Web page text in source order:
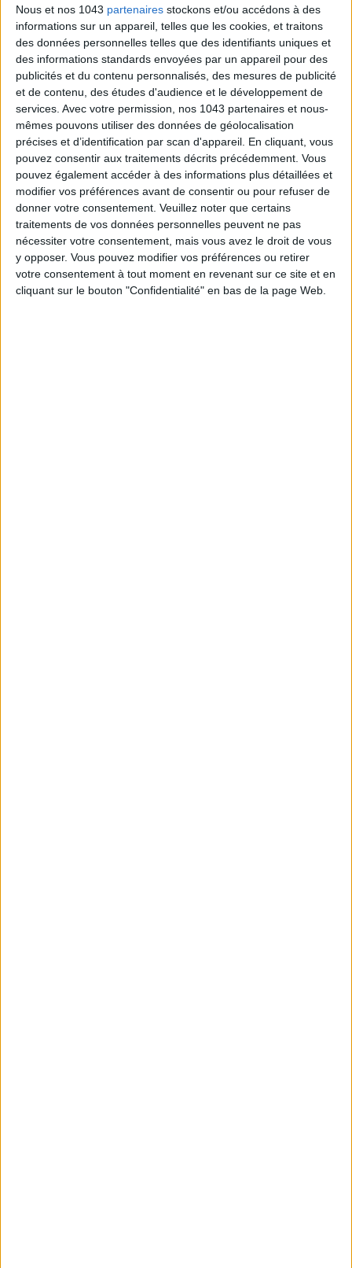
Nous et nos 1043 partenaires stockons et/ou accédons à des
informations sur un appareil, telles que les cookies, et traitons
des données personnelles telles que des identifiants uniques et
des informations standards envoyées par un appareil pour des
publicités et du contenu personnalisés, des mesures de publicité
et de contenu, des études d'audience et le développement de
services. Avec votre permission, nos 1043 partenaires et nous-
mêmes pouvons utiliser des données de géolocalisation
précises et d’identification par scan d'appareil. En cliquant, vous
pouvez consentir aux traitements décrits précédemment. Vous
pouvez également accéder à des informations plus détaillées et
modifier vos préférences avant de consentir ou pour refuser de
donner votre consentement. Veuillez noter que certains
traitements de vos données personnelles peuvent ne pas
nécessiter votre consentement, mais vous avez le droit de vous
y opposer. Vous pouvez modifier vos préférences ou retirer
votre consentement à tout moment en revenant sur ce site et en
cliquant sur le bouton "Confidentialité" en bas de la page Web.
SPF 50 SUNSCREENS YOU'LL ACTUALLY WANT TO SLATHER ON
THE BEST HOTELS FOR A SPA AND GASTRONOMY WEEKEND